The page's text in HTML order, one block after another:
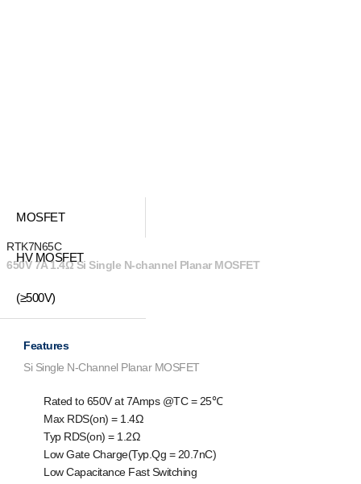
MOSFET
HV MOSFET
(≥500V)
RTK7N65C
650V 7A 1.4Ω Si Single N-channel Planar MOSFET
Features
Si Single N-Channel Planar MOSFET
Rated to 650V at 7Amps @TC= 25℃
Max RDS(on) = 1.4Ω
Typ RDS(on) = 1.2Ω
Low Gate Charge(Typ.Qg = 20.7nC)
Low Capacitance Fast Switching